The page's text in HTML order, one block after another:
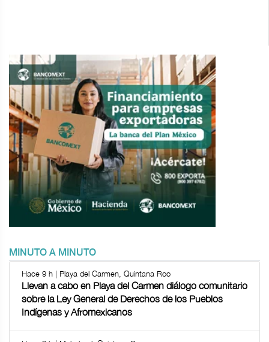
MINUTO A MINUTO
Hace 9 h | Playa del Carmen, Quintana Roo
Llevan a cabo en Playa del Carmen diálogo comunitario
sobre la Ley General de Derechos de los Pueblos
Indígenas y Afromexicanos